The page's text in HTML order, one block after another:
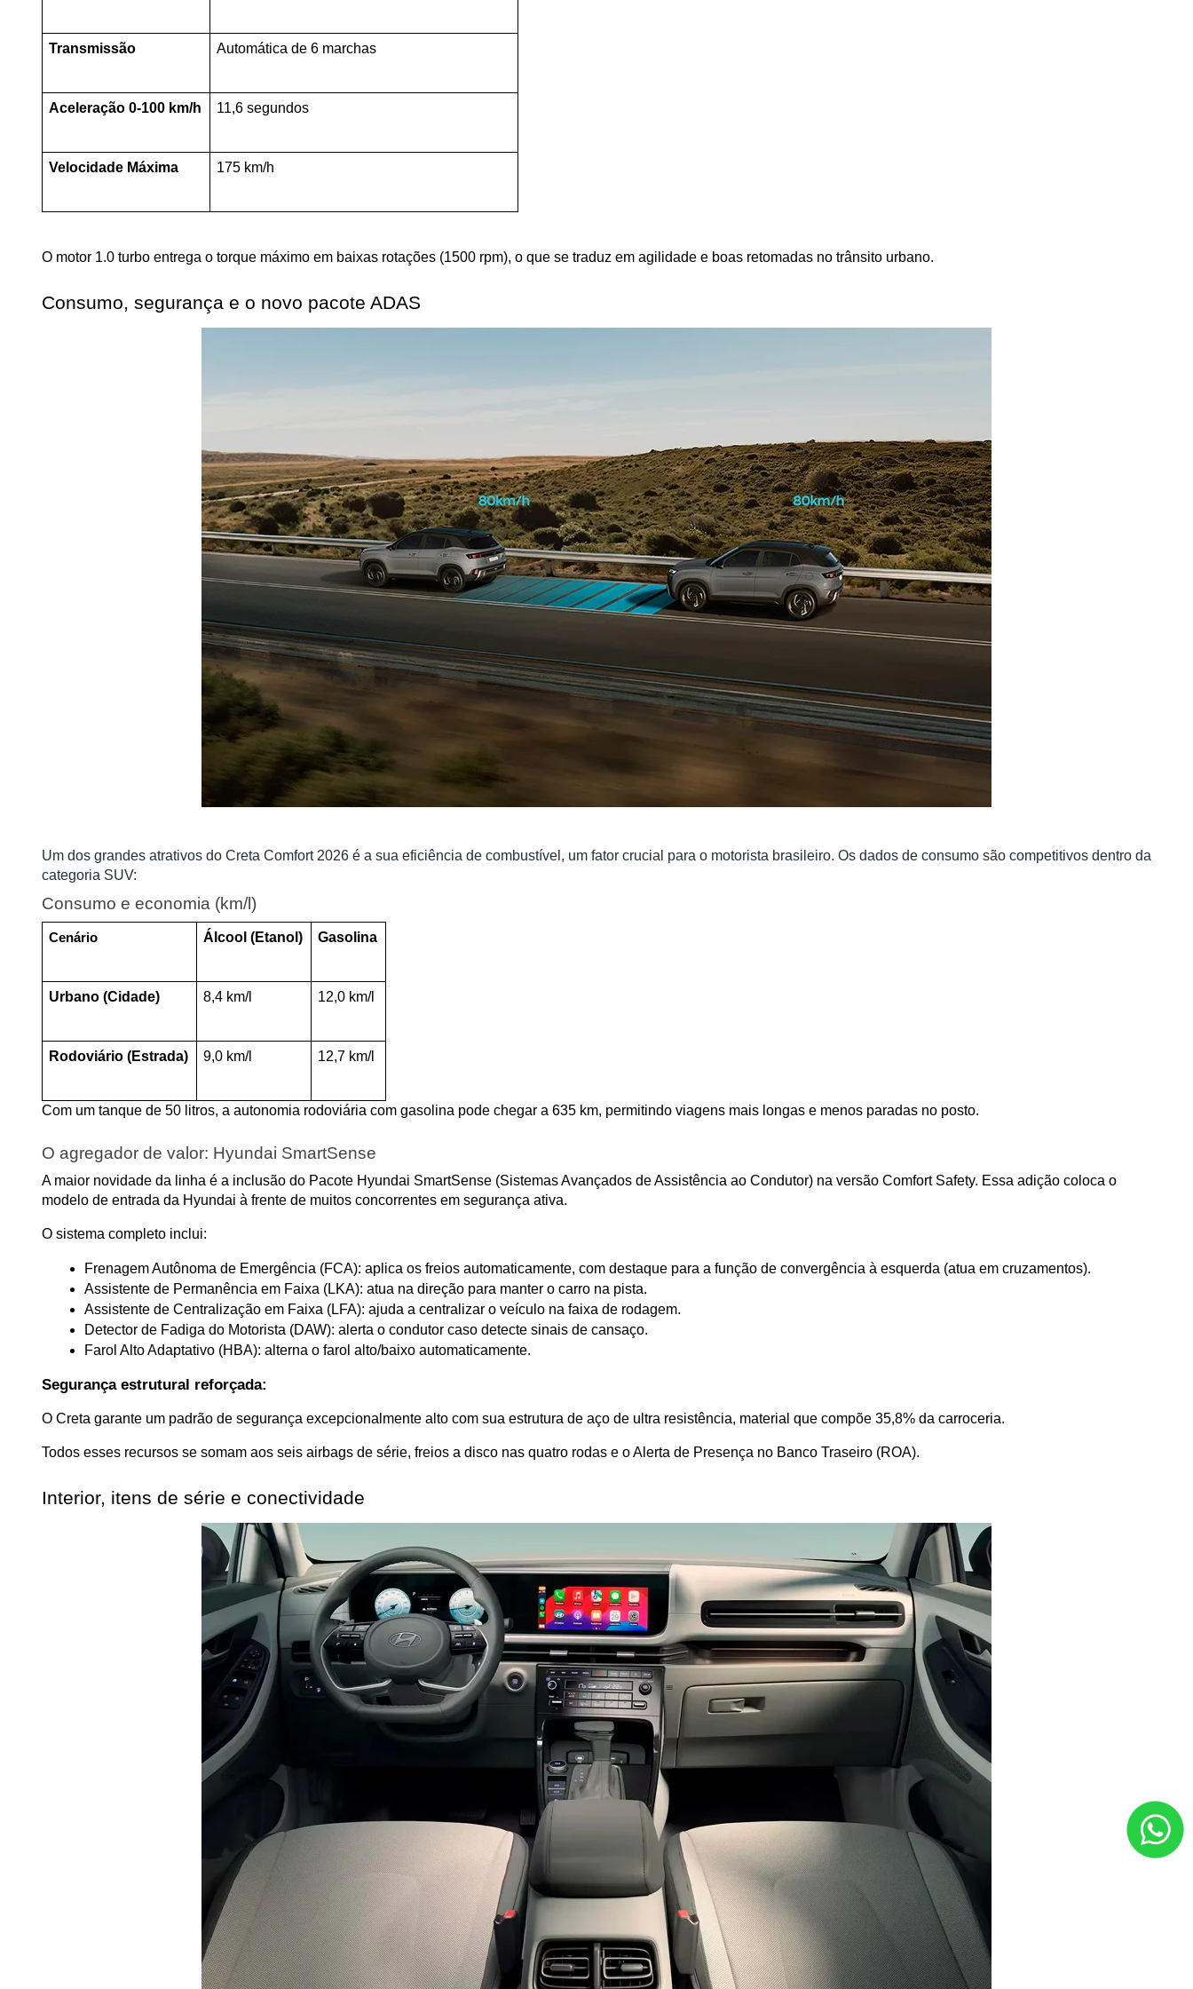
Transmissão Automática de 6 marchas
Aceleração 0-100 km/h 11,6 segundos
Velocidade Máxima 175 km/h
O motor 1.0 turbo entrega o torque máximo em baixas rotações (1500 rpm), o que se traduz em agilidade e boas retomadas no trânsito urbano.
Consumo, segurança e o novo pacote ADAS
Um dos grandes atrativos do Creta Comfort 2026 é a sua eficiência de combustível, um fator crucial para o motorista brasileiro. Os dados de consumo são competitivos dentro da
categoria SUV:
Consumo e economia (km/l)
Cenário Álcool (Etanol) Gasolina
Urbano (Cidade) 8,4 km/l 12,0 km/l
Rodoviário (Estrada) 9,0 km/l 12,7 km/l
Com um tanque de 50 litros, a autonomia rodoviária com gasolina pode chegar a 635 km, permitindo viagens mais longas e menos paradas no posto.
O agregador de valor: Hyundai SmartSense
A maior novidade da linha é a inclusão do Pacote Hyundai SmartSense (Sistemas Avançados de Assistência ao Condutor) na versão Comfort Safety. Essa adição coloca o
modelo de entrada da Hyundai à frente de muitos concorrentes em segurança ativa.
O sistema completo inclui:
Frenagem Autônoma de Emergência (FCA): aplica os freios automaticamente, com destaque para a função de convergência à esquerda (atua em cruzamentos).
Assistente de Permanência em Faixa (LKA): atua na direção para manter o carro na pista.
Assistente de Centralização em Faixa (LFA): ajuda a centralizar o veículo na faixa de rodagem.
Detector de Fadiga do Motorista (DAW): alerta o condutor caso detecte sinais de cansaço.
Farol Alto Adaptativo (HBA): alterna o farol alto/baixo automaticamente.
Segurança estrutural reforçada:
O Creta garante um padrão de segurança excepcionalmente alto com sua estrutura de aço de ultra resistência, material que compõe 35,8% da carroceria.
Todos esses recursos se somam aos seis airbags de série, freios a disco nas quatro rodas e o Alerta de Presença no Banco Traseiro (ROA).
Interior, itens de série e conectividade